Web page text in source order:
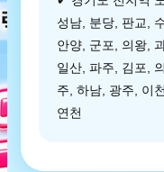
성남, 분당, 판교,
안양, 군포, 의왕,
일산, 파주, 김포,
주, 하남, 광주, 이
연천